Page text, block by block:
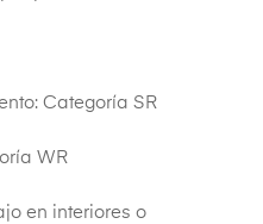
Categoría SR
WR
en interiores o